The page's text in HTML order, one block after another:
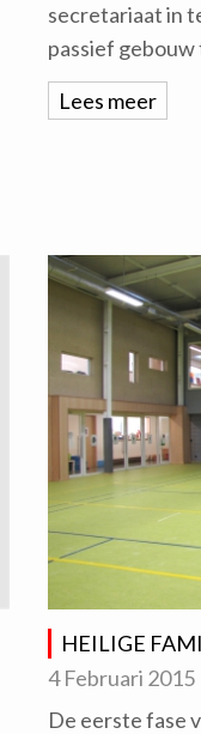
secretariaat in
passief gebouw
Lees meer
HEILIGE
4 Februari 2015
De eerste fase